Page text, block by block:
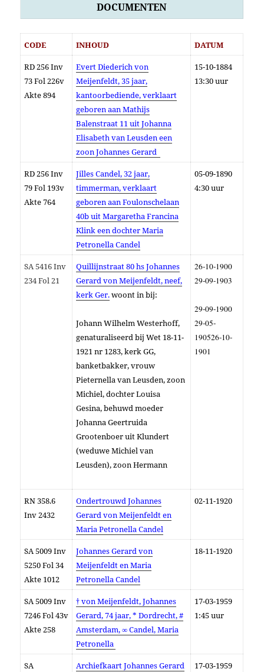
DOCUMENTEN
CODE INHOUD DATUM
RD 256 Inv
73 Fol 226v
Akte 894
Evert Diederich von
Meijenfeldt, 35 jaar,
kantoorbediende, verklaart
geboren aan Mathijs
Balenstraat 11 uit Johanna
Elisabeth van Leusden een
zoon Johannes Gerard
15-10-1884
13:30 uur
RD 256 Inv
79 Fol 193v
Akte 764
Jilles Candel, 32 jaar,
timmerman, verklaart
geboren aan Foulonschelaan
40b uit Margaretha Francina
Klink een dochter Maria
Petronella Candel
05-09-1890
4:30 uur
SA 5416 Inv
234 Fol 21
Quillijnstraat 80 hs Johannes
Gerard von Meijenfeldt, neef,
kerk Ger.woont in bij:
Johann Wilhelm Westerhoff,
genaturaliseerd bij Wet 18-11-
1921 nr 1283, kerk GG,
banketbakker, vrouw
Pieternella van Leusden, zoon
Michiel, dochter Louisa
Gesina, behuwd moeder
Johanna Geertruida
Grootenboer uit Klundert
(weduwe Michiel van
Leusden), zoon Hermann
26-10-1900
29-09-1903
29-09-1900
29-05-
190526-10-
1901
RN 358.6
Inv 2432
Ondertrouwd Johannes
Gerard von Meijenfeldt en
Maria Petronella Candel
02-11-1920
SA 5009 Inv
5250 Fol 34
Akte 1012
Johannes Gerard von
Meijenfeldt en Maria
Petronella Candel
18-11-1920
SA 5009 Inv
7246 Fol 43v
Akte 258
† von Meijenfeldt, Johannes
Gerard, 74 jaar, * Dordrecht, #
Amsterdam, ∞ Candel, Maria
Petronella
17-03-1959
1:45 uur
SA
Archiefkaart Johannes Gerard
17-03-1959